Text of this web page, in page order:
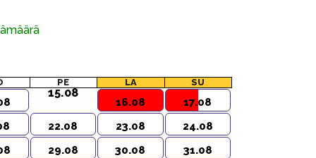
PE LA SU
15.08
16.08
17.08
22.08 23.08
24.08
29.08 30.08
31.08